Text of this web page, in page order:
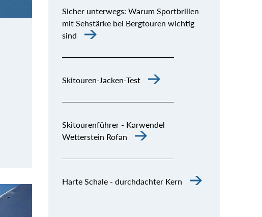
Sicher unterwegs: Warum Sportbrillen
mit Sehstärke bei Bergtouren wichtig
sind
Skitouren-Jacken-Test
Skitourenführer - Karwendel
Wetterstein Rofan
Harte Schale - durchdachter Kern